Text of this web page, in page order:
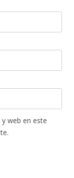
web en este